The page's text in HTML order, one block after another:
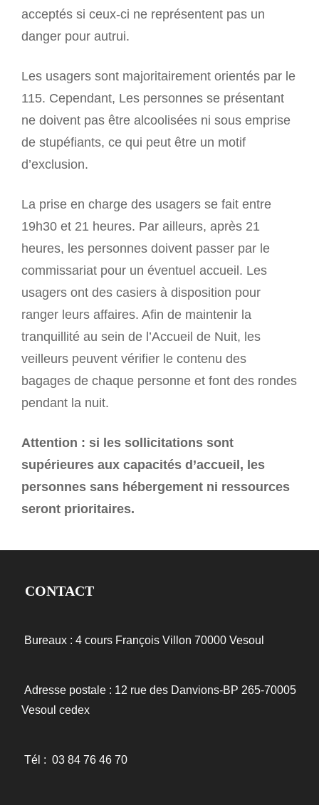
acceptés si ceux-ci ne représentent pas un
danger pour autrui.
Les usagers sont majoritairement orientés par le
115. Cependant, Les personnes se présentant
ne doivent pas être alcoolisées ni sous emprise
de stupéfiants, ce qui peut être un motif
d’exclusion.
La prise en charge des usagers se fait entre
19h30 et 21 heures. Par ailleurs, après 21
heures, les personnes doivent passer par le
commissariat pour un éventuel accueil. Les
usagers ont des casiers à disposition pour
ranger leurs affaires. Afin de maintenir la
tranquillité au sein de l’Accueil de Nuit, les
veilleurs peuvent vérifier le contenu des
bagages de chaque personne et font des rondes
pendant la nuit.
Attention : si les sollicitations sont
supérieures aux capacités d’accueil, les
personnes sans hébergement ni ressources
seront prioritaires.
CONTACT
Bureaux : 4 cours François Villon 70000 Vesoul
Adresse postale : 12 rue des Danvions-BP 265-70005
Vesoul cedex
Tél : 03 84 76 46 70